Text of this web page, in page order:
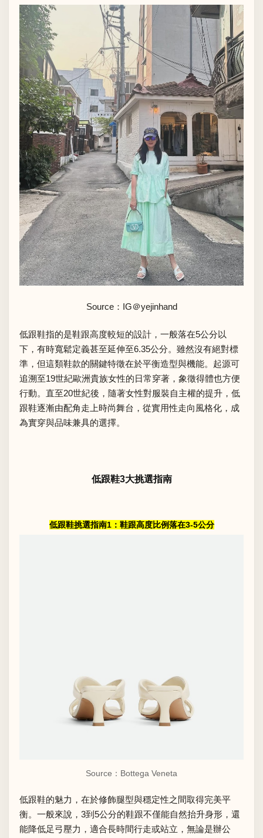
Source：IG＠yejinhand
低跟鞋指的是鞋跟高度較短的設計，一般落在5公分以
下，有時寬鬆定義甚至延伸至6.35公分。雖然沒有絕對標
準，但這類鞋款的關鍵特徵在於平衡造型與機能。起源可
追溯至19世紀歐洲貴族女性的日常穿著，象徵得體也方便
行動。直至20世紀後，隨著女性對服裝自主權的提升，低
跟鞋逐漸由配角走上時尚舞台，從實用性走向風格化，成
為實穿與品味兼具的選擇。
低跟鞋3大挑選指南
低跟鞋挑選指南1：鞋跟高度比例落在3-5公分
Source：Bottega Veneta
低跟鞋的魅力，在於修飾腿型與穩定性之間取得完美平
衡。一般來說，3到5公分的鞋跟不僅能自然抬升身形，還
能降低足弓壓力，適合長時間行走或站立，無論是辦公